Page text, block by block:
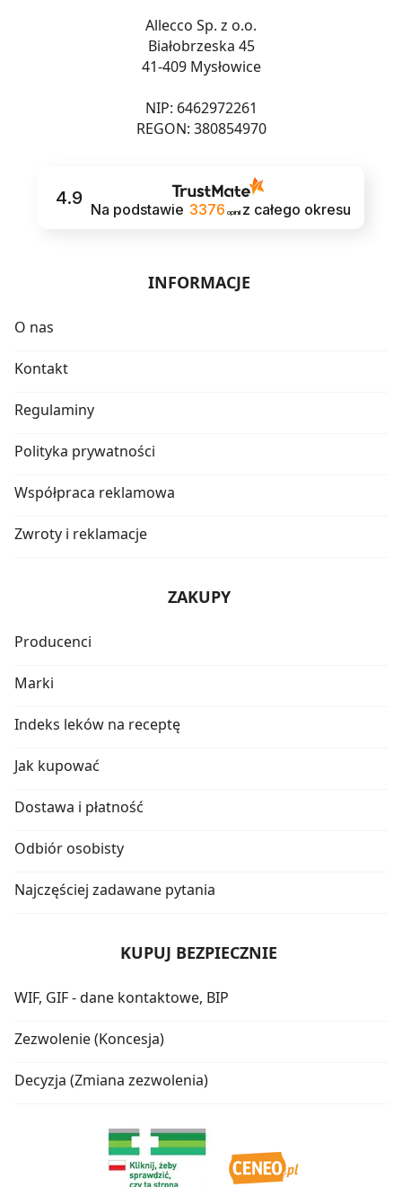
Allecco Sp. z o.o.
Białobrzeska 45
41-409 Mysłowice
NIP: 6462972261
REGON: 380854970
4.9
Na podstawie 3376 opinii z całego okresu
INFORMACJE
O nas
Kontakt
Regulaminy
Polityka prywatności
Współpraca reklamowa
Zwroty i reklamacje
ZAKUPY
Producenci
Marki
Indeks leków na receptę
Jak kupować
Dostawa i płatność
Odbiór osobisty
Najczęściej zadawane pytania
KUPUJ BEZPIECZNIE
WIF, GIF - dane kontaktowe, BIP
Zezwolenie (Koncesja)
Decyzja (Zmiana zezwolenia)